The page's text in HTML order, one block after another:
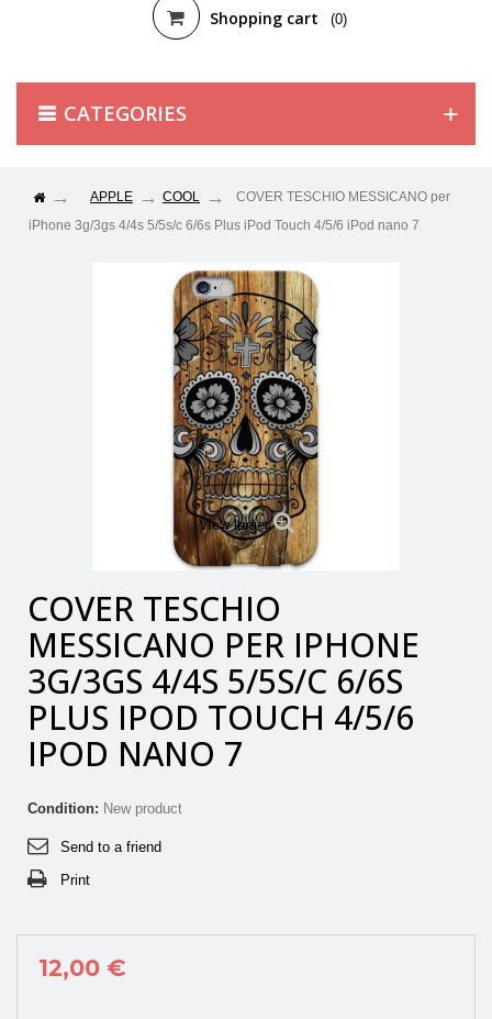
Shopping cart (0)
CATEGORIES
APPLE COOL
COVER TESCHIO MESSICANO per
iPhone 3g/3gs 4/4s 5/5s/c 6/6s Plus iPod Touch 4/5/6 iPod nano 7
View larger
COVER TESCHIO
MESSICANO PER IPHONE
3G/3GS 4/4S 5/5S/C 6/6S
PLUS IPOD TOUCH 4/5/6
IPOD NANO 7
Condition: New product
Send to a friend
Print
12,00 €